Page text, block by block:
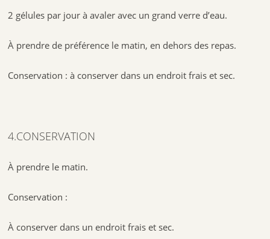
2 gélules par jour à avaler avec un grand verre d’eau.
À prendre de préférence le matin, en dehors des repas.
Conservation : à conserver dans un endroit frais et sec.
4.CONSERVATION
À prendre le matin.
Conservation :
À conserver dans un endroit frais et sec.